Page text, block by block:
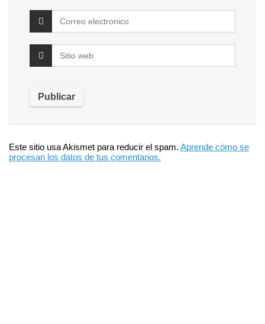
Este sitio usa Akismet para reducir el spam. Aprende cómo se
procesan los datos de tus comentarios.